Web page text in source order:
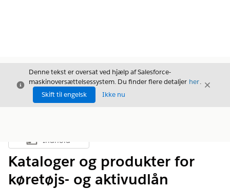
Luk
Denne tekst er oversat ved hjælp af Salesforce-
maskinoversættelsessystem. Du finder flere detaljer her.
Skift til engelsk
Ikke nu
Luk
Vis indholdsfortegnelse
Indhold
Kataloger og produkter for
køretøjs- og aktivudlån